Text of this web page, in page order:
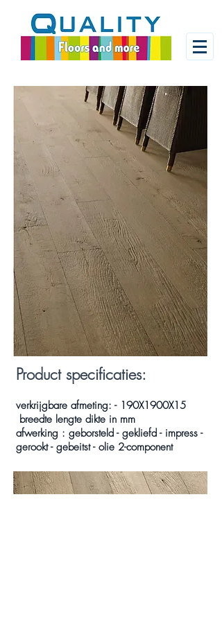
Product specificaties:
verkrijgbare afmeting: - 190X1900X15
breedte lengte dikte in mm
afwerking : geborsteld - gekliefd - impress -
gerookt - gebeitst - olie 2-component